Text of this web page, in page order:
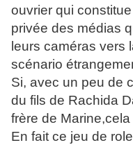
ouvrier qui
privée des médias
leurs caméras vers
scénario
Si, avec un peu de
du fils de Rachida
frère de
En fait ce jeu de